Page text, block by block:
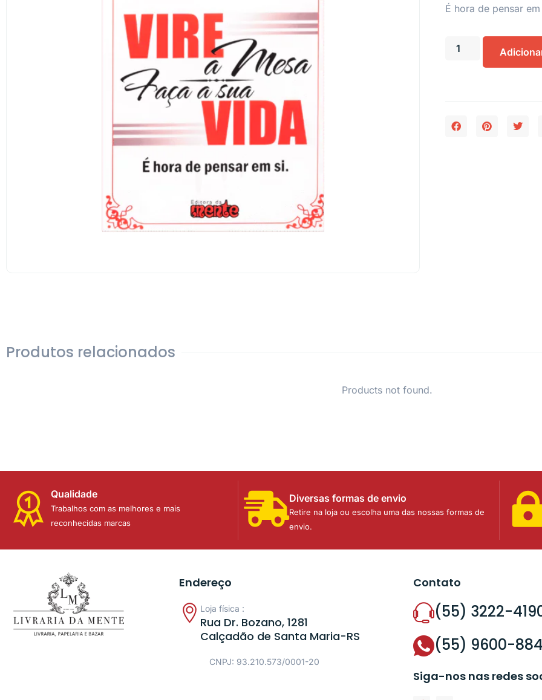
É hora de pensar em
Produtos relacionados
Products not found.
Qualidade
Trabalhos com as melhores e mais
reconhecidas marcas
Diversas formas de envio
Retire na loja ou escolha uma das nossas formas de
envio.
Endereço
Loja física :
Rua Dr. Bozano, 1281
Calçadão de Santa Maria-RS
CNPJ: 93.210.573/0001-20
Contato
(55) 3222-
(55) 9600-
Siga-nos nas redes